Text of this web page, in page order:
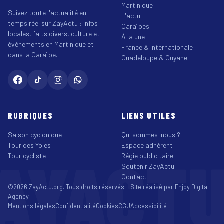
Suivez toute l'actualité en
temps réel sur ZayActu : infos
locales, faits divers, culture et
événements en Martinique et
dans la Caraïbe.
Martinique
L'actu
Caraïbes
À la une
France & Internationale
Guadeloupe & Guyane
RUBRIQUES
Saison cyclonique
Tour des Yoles
Tour cycliste
LIENS UTILES
Qui sommes-nous ?
Espace adhérent
Régie publicitaire
Soutenir ZayActu
Contact
©2026 ZayActu.org. Tous droits réservés. · Site réalisé par Enjoy Digital
Agency
Mentions légalesConfidentialitéCookiesCGUAccessibilité